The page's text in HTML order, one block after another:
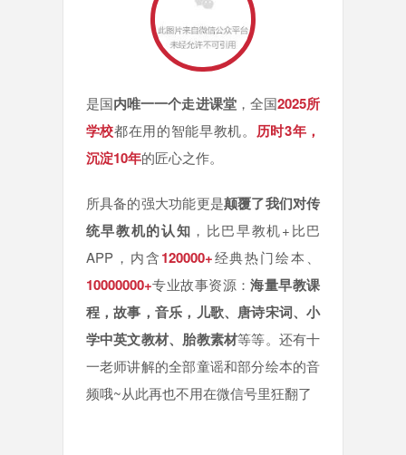
是国内唯一一个走进课堂，全国2025所
学校都在用的智能早教机。 历时3年，
沉淀10年的匠心之作。
所具备的强大功能更是颠覆了我们对传
统早教机的认知 ，比巴早教机+比巴
APP，内含120000+经典热门绘本、
10000000+专业故事资源：海量早教课
程，故事，音乐，儿歌、唐诗宋词、小
学中英文教材、胎教素材等等。还有十
一老师讲解的全部童谣和部分绘本的音
频哦~从此再也不用在微信号里狂翻了